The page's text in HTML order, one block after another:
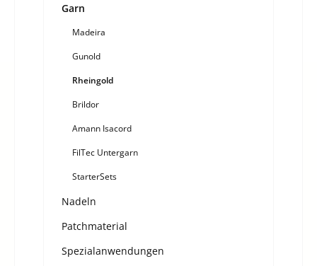
Garn
Madeira
Gunold
Rheingold
Brildor
Amann Isacord
FilTec Untergarn
StarterSets
Nadeln
Patchmaterial
Spezialanwendungen